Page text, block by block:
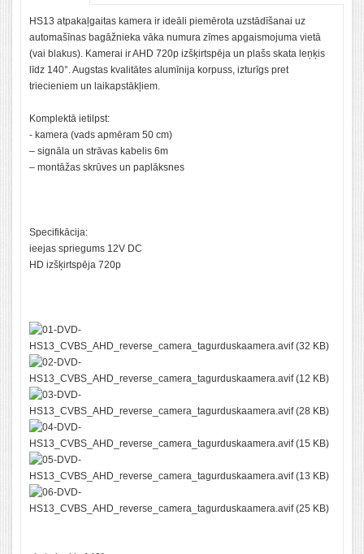
HS13 atpakaļgaitas kamera ir ideāli piemērota uzstādīšanai uz
automašīnas bagāžnieka vāka numura zīmes apgaismojuma vietā
(vai blakus). Kamerai ir AHD 720p izšķirtspēja un plašs skata leņķis
līdz 140°. Augstas kvalitātes alumīnija korpuss, izturīgs pret
triecieniem un laikapstākļiem.
Komplektā ietilpst:
- kamera (vads apmēram 50 cm)
– signāla un strāvas kabelis 6m
– montāžas skrūves un paplāksnes
Specifikācija:
ieejas spriegums 12V DC
HD izšķirtspēja 720p